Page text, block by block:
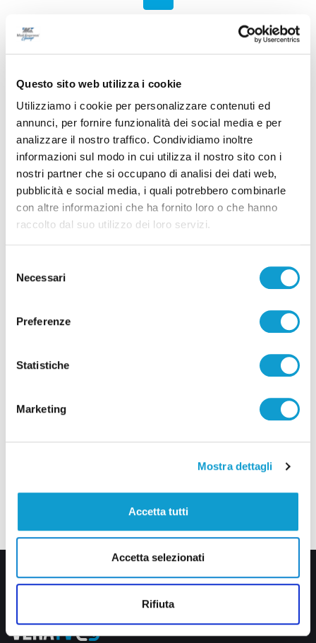
Questo sito web utilizza i cookie
Utilizziamo i cookie per personalizzare contenuti ed
annunci, per fornire funzionalità dei social media e per
analizzare il nostro traffico. Condividiamo inoltre
informazioni sul modo in cui utilizza il nostro sito con i
nostri partner che si occupano di analisi dei dati web,
pubblicità e social media, i quali potrebbero combinarle
con altre informazioni che ha fornito loro o che hanno
raccolto dal suo utilizzo dei loro servizi.
delNecessari
Preferenze
Statistiche
Marketing
Mostra dettagli
Accetta tutti
Accetta selezionati
Rifiuta